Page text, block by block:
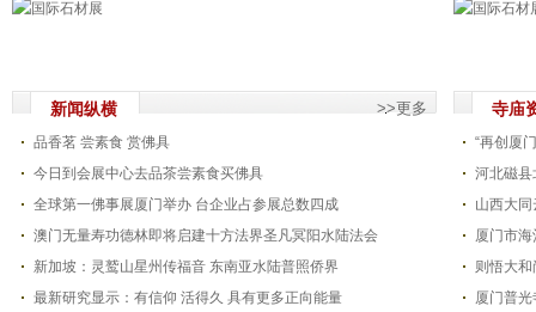
新闻纵横 >>更多
品香茗 尝素食 赏佛具
今日到会展中心去品茶尝素食买佛具
全球第一佛事展厦门举办 台企业占参展总数四成
澳门无量寿功德林即将启建十方法界圣凡冥阳水陆法会
新加坡：灵鹫山星州传福音 东南亚水陆普照侨界
最新研究显示：有信仰 活得久 具有更多正向能量
寺庙
“再创厦
河北磁
山西大
厦门市
则悟大
厦门普